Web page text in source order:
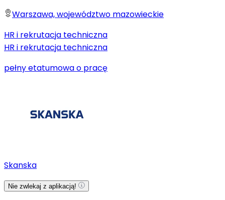
Warszawa, województwo mazowieckie
HR i rekrutacja techniczna
HR i rekrutacja techniczna
pełny etatumowa o pracę
Skanska
Nie zwlekaj z aplikacją!